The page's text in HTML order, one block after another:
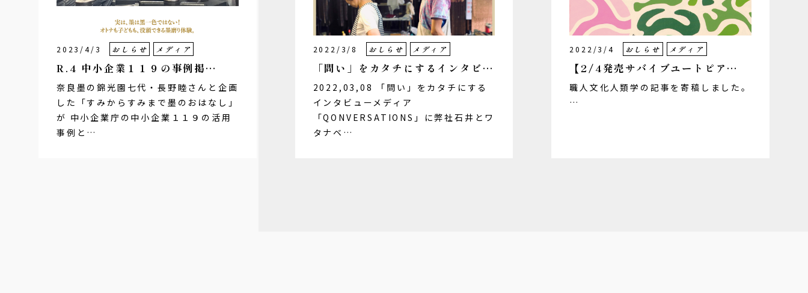
2023/4/3 おしらせ メディア
R.4 中小企業１１９の事例掲…
奈良墨の錦光園七代・長野睦さんと企画
した「すみからすみまで墨のおはなし」
が 中小企業庁の中小企業１１９の活用
事例と…
2022/3/8 おしらせ メディア
「問い」をカタチにするインタビ…
2022,03,08 「問い」をカタチにする
インタビューメディア
「QONVERSATIONS」に弊社石井とワ
タナベ…
2022/3/4 おしらせ メディア
【2/4発売サバイブユートピア…
職人文化人類学の記事を寄稿しました。
…